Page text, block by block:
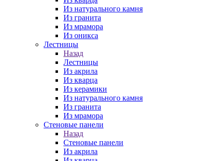
Из натурального камня
Из гранита
Из мрамора
Из оникса
Лестницы
Назад
Лестницы
Из акрила
Из кварца
Из керамики
Из натурального камня
Из гранита
Из мрамора
Стеновые панели
Назад
Стеновые панели
Из акрила